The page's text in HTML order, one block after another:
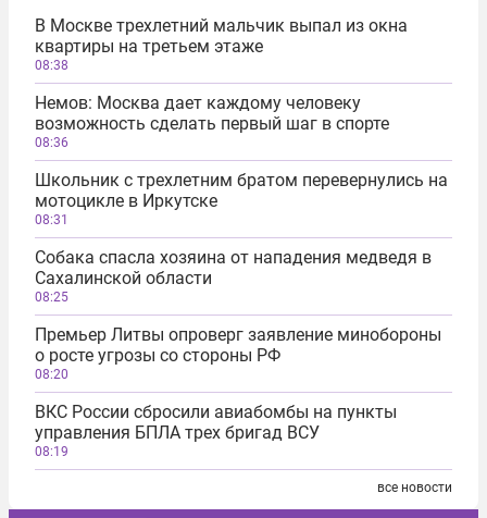
В Москве трехлетний мальчик выпал из окна
квартиры на третьем этаже
08:38
Немов: Москва дает каждому человеку
возможность сделать первый шаг в спорте
08:36
Школьник с трехлетним братом перевернулись на
мотоцикле в Иркутске
08:31
Собака спасла хозяина от нападения медведя в
Сахалинской области
08:25
Премьер Литвы опроверг заявление минобороны
о росте угрозы со стороны РФ
08:20
ВКС России сбросили авиабомбы на пункты
управления БПЛА трех бригад ВСУ
08:19
все новости